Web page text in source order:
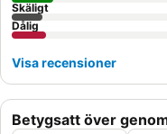
Betygsatt över
Skäligt
Dålig
Visa recensioner